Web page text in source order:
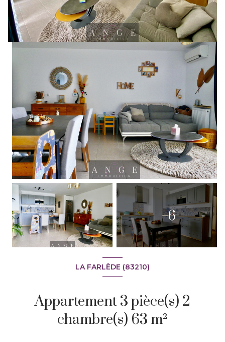
+6
LA FARLÈDE (83210)
Appartement 3 pièce(s) 2
chambre(s) 63 m²